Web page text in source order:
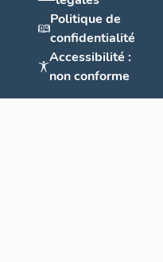
Politique de
confidentialité
Accessibilité :
non conforme